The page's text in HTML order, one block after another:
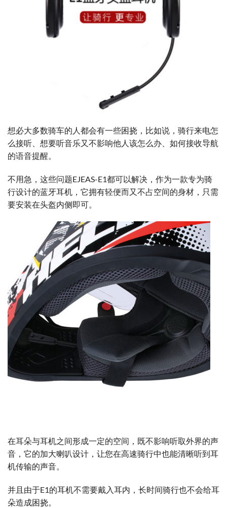
想必大多数骑车的人都会有一些困挠，比如说，骑行来电怎
么接听、想要听音乐又不影响他人该怎么办、如何接收导航
的语音提醒。
不用急，这些问题EJEAS-E1都可以解决，作为一款专为骑
行设计的蓝牙耳机，它拥有轻便而又不占空间的身材，只需
要安装在头盔内侧即可。
在耳朵与耳机之间形成一定的空间，既不影响听取外界的声
音，它的加大喇叭设计，让您在高速骑行中也能清晰听到耳
机传输的声音。
并且由于E1的耳机不需要戴入耳内，长时间骑行也不会给耳
朵造成困挠。